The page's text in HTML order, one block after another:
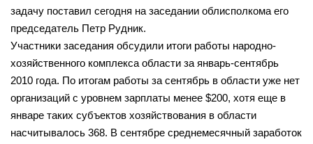
задачу поставил сегодня на заседании облисполкома его
председатель Петр Рудник.
Участники заседания обсудили итоги работы народно-
хозяйственного комплекса области за январь-сентябрь
2010 года. По итогам работы за сентябрь в области уже нет
организаций с уровнем зарплаты менее $200, хотя еще в
январе таких субъектов хозяйствования в области
насчитывалось 368. В сентябре среднемесячный заработок